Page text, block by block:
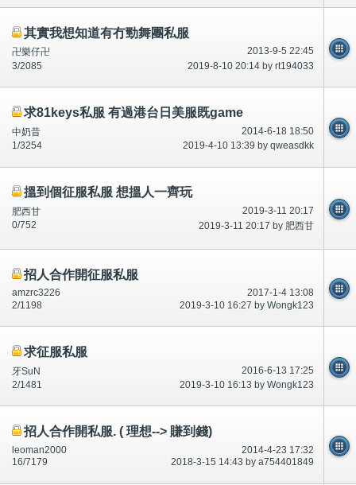
其實我想知道有冇勁舞團私服
2013-9-5 22:45
卍樂仔卍
2019-8-10 20:14 by rt194033
3/2085
求81keys私服 有過港台日美服既game
2014-6-18 18:50
中奶昔
2019-4-10 13:39 by qweasdkk
1/3254
搵到個征服私服 想搵人一齊玩
2019-3-11 20:17
肥西甘
2019-3-11 20:17 by 肥西甘
0/752
招人合作開征服私服
2017-1-4 13:08
amzrc3226
2019-3-10 16:27 by Wongk123
2/1198
求征服私服
2016-6-13 17:25
牙SuN
2019-3-10 16:13 by Wongk123
2/1481
招人合作開私服. ( 理想--> 賺到錢)
2014-4-23 17:32
leoman2000
2018-3-15 14:43 by a754401849
16/7179